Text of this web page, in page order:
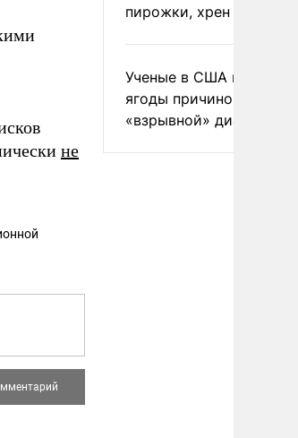
не
пирожки, хрен и морс
Ученые в США назвали
ягоды причиной
«взрывной» диареи